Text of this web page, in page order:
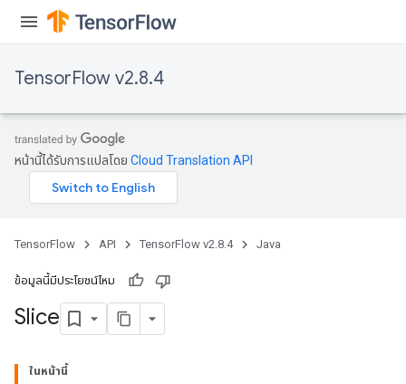
TensorFlow v2.8.4
หน้านี้ได้รับการแปลโดย Cloud Translation API
TensorFlow API TensorFlow v2.8.4 Java
ข้อมูลนี้มีประโยชน์ไหม
Slice
ในหน้านี้